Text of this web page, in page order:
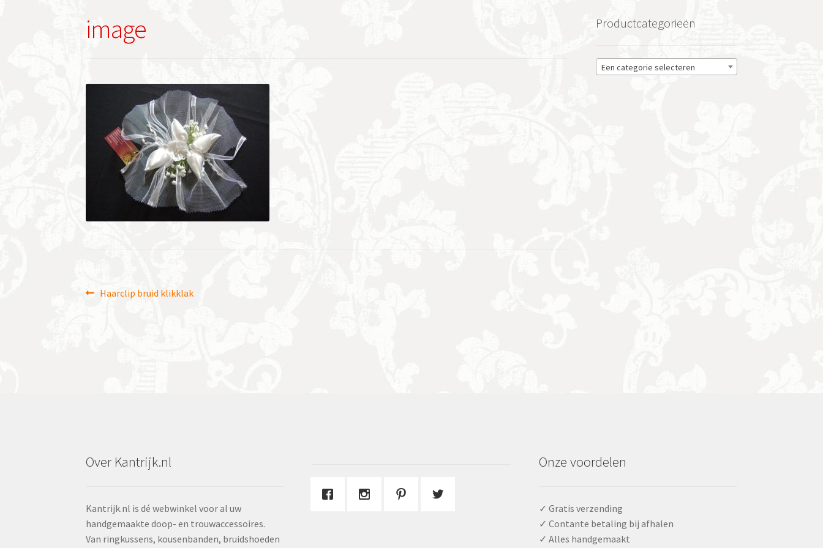
image
Bericht
Vorig
Haarclip bruid klikklak
Productcategorieën
Een categorie selecteren
Over Kantrijk.nl
Kantrijk.nl is dé webwinkel voor al uw
handgemaakte doop- en trouwaccessoires.
Van ringkussens, kousenbanden, bruidshoeden
Onze voordelen
✓ Gratis verzending
✓ Contante betaling bij afhalen
✓ Alles handgemaakt